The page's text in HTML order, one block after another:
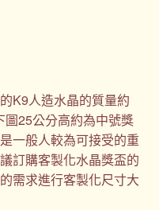
K9人造水晶的質量約
25公分高約為中號獎
一般人較為可接受的重
訂購客製化水晶獎盃的
需求進行客製化尺寸大